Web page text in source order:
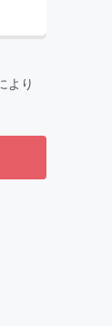
より